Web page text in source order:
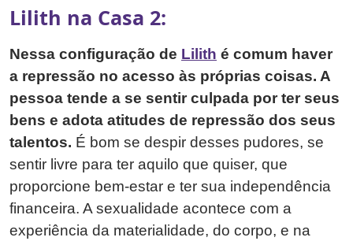
Lilith na Casa 2:
Nessa configuração de Lilith é comum haver
a repressão no acesso às próprias coisas. A
pessoa tende a se sentir culpada por ter seus
bens e adota atitudes de repressão dos seus
talentos. É bom se despir desses pudores, se
sentir livre para ter aquilo que quiser, que
proporcione bem-estar e ter sua independência
financeira. A sexualidade acontece com a
experiência da materialidade, do corpo, e na